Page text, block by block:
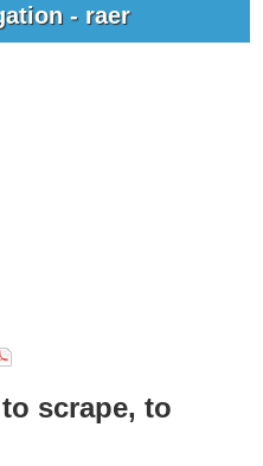
- raer
to scrape, to